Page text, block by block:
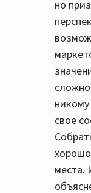
но
свое
места.